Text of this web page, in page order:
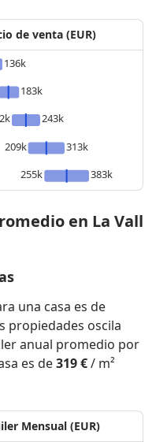
de venta (EUR)
136k
183k
243k
209k
313k
255k
383k
en La Vall
una casa es de
propiedades oscila
anual promedio por
es de319 €/ m²
Mensual (EUR)